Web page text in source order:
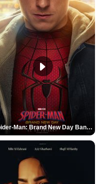
Spider-Man: Brand New Day Bande-annonce VO STFR